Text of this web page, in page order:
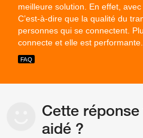
meilleure solution. En effet,
C’est-à-dire que la qualité du
personnes qui se connectent.
connecte et elle est performante.
Cette
aidé ?